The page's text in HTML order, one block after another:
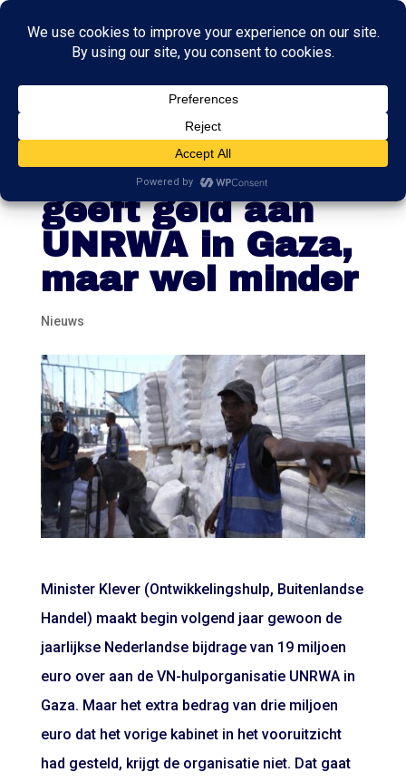
Ook PVV-
minister Klever
geeft geld aan
UNRWA in Gaza,
maar wel minder
Nieuws
Minister Klever (Ontwikkelingshulp, Buitenlandse
Handel) maakt begin volgend jaar gewoon de
jaarlijkse Nederlandse bijdrage van 19 miljoen
euro over aan de VN-hulporganisatie UNRWA in
Gaza. Maar het extra bedrag van drie miljoen
euro dat het vorige kabinet in het vooruitzicht
had gesteld, krijgt de organisatie niet. Dat gaat